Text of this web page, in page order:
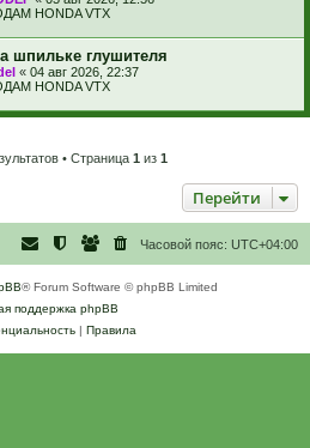
HONDA VTX
шпильке глушителя
« 04 авг 2026, 22:37
HONDA VTX
• Страница 1 из 1
Перейти
Часовой пояс: UTC+04:00
® Forum Software © phpBB Limited
поддержка phpBB
| Правила